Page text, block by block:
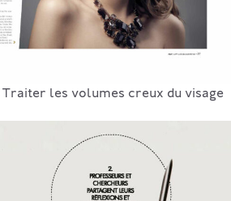
les volumes creux du visage